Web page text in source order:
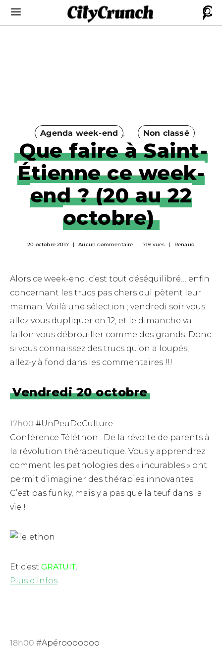
Agenda week-end Non classé
Que faire à Saint-
Étienne ce week-
end ? (20 au 22
octobre)
20 octobre 2017 Aucun commentaire 719 vues Renaud
Alors ce week-end, c’est tout déséquilibré… enfin
concernant les trucs pas chers qui pètent leur
maman. Voilà une sélection ; vendredi soir vous
allez vous dupliquer en 12, et le dimanche va
falloir vous débrouiller comme des grands. Donc
si vous connaissez des trucs qu’on a loupés,
allez-y à fond dans les commentaires !!!
Vendredi 20 octobre
17h00 #UnPeuDeCulture
Conférence Téléthon : De la révolte de parents à
la révolution thérapeutique. Vous y apprendrez
comment les pathologies des « incurables » ont
permit d’imaginer des thérapies innovantes.
C’est pas funky, mais y a pas que la teuf dans la
vie !
Et c’est GRATUIT.
Plus d’infos
18h00 #Apérooooooo